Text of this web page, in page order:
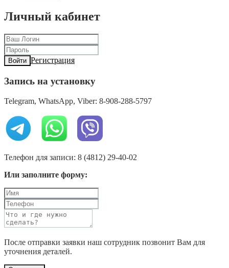
Личный кабинет
Войти Регистрация
Запись на установку
Telegram, WhatsApp, Viber: 8-908-288-5797
Телефон для записи: 8 (4812) 29-40-02
Или заполните форму:
После отправки заявки наш сотрудник позвонит Вам для
уточнения деталей.